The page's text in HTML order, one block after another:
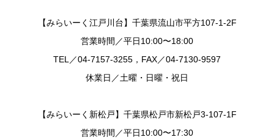
【みらいーく江戸川台】千葉県流山市平方107-1-2F
営業時間／平日10:00〜18:00
TEL／04-7157-3255，FAX／04-7130-9597
休業日／土曜・日曜・祝日
【みらいーく新松戸】千葉県松戸市新松戸3-107-1F
営業時間／平日10:00〜17:30